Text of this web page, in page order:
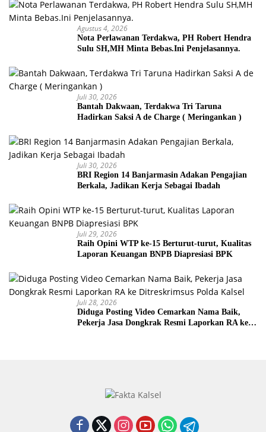
Agustus 4, 2026
Nota Perlawanan Terdakwa, PH Robert Hendra
Sulu SH,MH Minta Bebas.Ini Penjelasannya.
Juli 30, 2026
Bantah Dakwaan, Terdakwa Tri Taruna
Hadirkan Saksi A de Charge ( Meringankan )
Juli 30, 2026
BRI Region 14 Banjarmasin Adakan Pengajian
Berkala, Jadikan Kerja Sebagai Ibadah
Juli 29, 2026
Raih Opini WTP ke-15 Berturut-turut, Kualitas
Laporan Keuangan BNPB Diapresiasi BPK
Juli 28, 2026
Diduga Posting Video Cemarkan Nama Baik,
Pekerja Jasa Dongkrak Resmi Laporkan RA ke